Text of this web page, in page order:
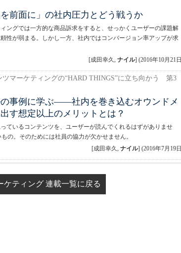
を前面に」の社内圧力とどう戦うか
ングでは一方的な商品訴求をすると、せっかくユーザーの課題解
性が弱まる。しかし一方、社内ではコンバージョン率アップが求
[成田幸久, ナイル] (2016年10月21日
ツマーケティングの“HARD THINGS”に立ち向かう 第3
事例に学ぶ――社内を巻き込むオウンドメ
す想定以上のメリットとは？
ているコンテンツを、ユーザーが読んでくれるはずがありませ
の。そのためには社員の協力が欠かせません。
[成田幸久, ナイル] (2016年7月19日
ケティング 連載一覧に戻る